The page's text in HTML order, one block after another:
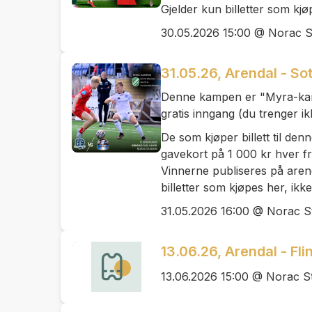
Gjelder kun billetter som
30.05.2026 15:00 @ Norac
31.05.26, Arendal -
Denne kampen er "Myra-
gratis inngang (du trenger
De som kjøper billett til
gavekort på 1 000 kr hver
Vinnerne publiseres på
billetter som kjøpes her,
31.05.2026 16:00 @ Norac
13.06.26, Arendal -
13.06.2026 15:00 @ Norac